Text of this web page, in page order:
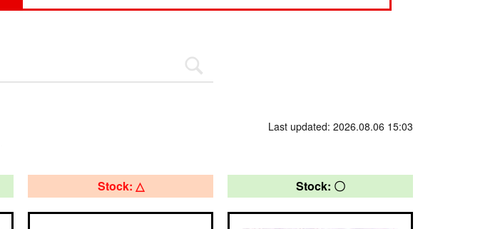
Last updated: 2026.08.06 15:03
Stock: △ Stock: 〇